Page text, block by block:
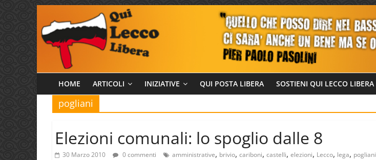
contenuto
Qui
Lecco
Libera
HOME ARTICOLI INIZIATIVE QUI POSTA LIBERA SOSTIENI QUI LECCO LIBERA
pogliani
Elezioni comunali: lo spoglio dalle 8
30 Marzo 2010 0 commenti amministrative, brivio, cariboni, castelli, elezioni, Lecco, lega, pogliani